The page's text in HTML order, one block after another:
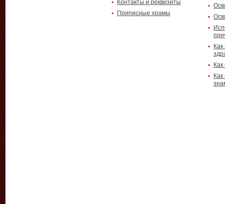
Контакты и реквизиты
Приписные храмы
Как